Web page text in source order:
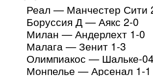
Реал — Манчестер Сити
Боруссия Д — Аякс 2-0
Милан — Андерлехт 1-0
Малага — Зенит 1-3
Олимпиакос — Шальке-
Монпелье — Арсенал 1-1